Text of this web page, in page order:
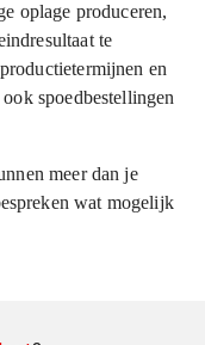
oplage produceren,
te
en
spoedbestellingen
meer dan je
wat mogelijk